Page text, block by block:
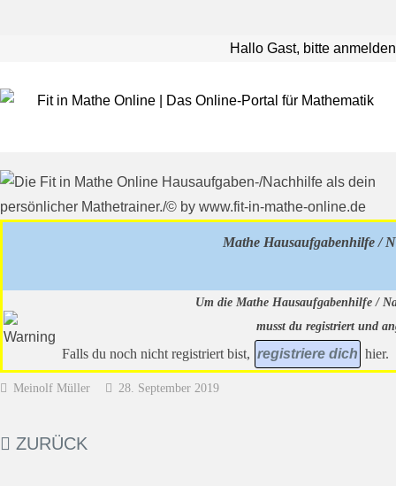
Hallo Gast, bitte anmelden
Mathe Hausaufgabenhilfe /
Um die Mathe Hausaufgabenhilfe /
musst du registriert und
Falls du noch nicht registriert bist, registriere dich hier.
Meinolf Müller 28. September 2019
ZURÜCK